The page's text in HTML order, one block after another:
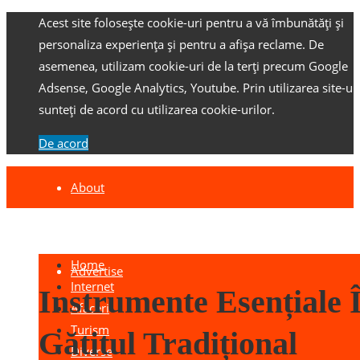
Acest site folosește cookie-uri pentru a vă îmbunătăți și
personaliza experiența și pentru a afișa reclame. De
asemenea, utilizam cookie-uri de la terți precum Google
Adsense, Google Analytics, Youtube. Prin utilizarea site-
sunteți de acord cu utilizarea cookie-urilor.
De acord
About
Advertise
Home
Internet
Afaceri
Turism
Diverse
Instrumente Esențiale
Gătitul Tradițional